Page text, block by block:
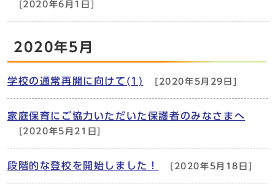
[2020年6月1日]
2020年5月
学校の通常再開に向けて(1) [2020年5月29日]
家庭保育にご協力いただいた保護者のみなさまへ
[2020年5月21日]
段階的な登校を開始しました！ [2020年5月18日]